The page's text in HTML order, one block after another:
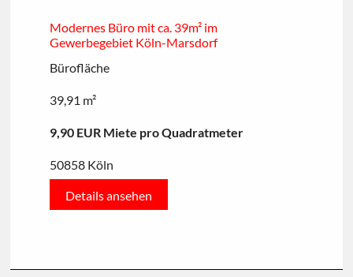
Modernes Büro mit ca. 39m² im
Gewerbegebiet Köln-Marsdorf
Bürofläche
39,91 m²
9,90 EUR Miete pro Quadratmeter
50858 Köln
Details ansehen